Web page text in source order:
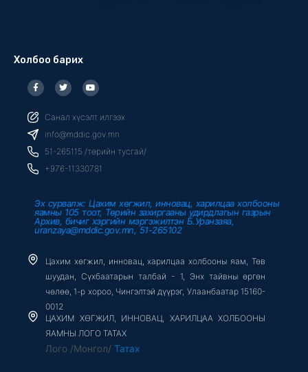
Холбоо барих
F
a
c
b
o
o
k
f
T
w
i
t
r
Y
o
u
u
e
Санал хүсэлт илгээх
info@mddic.gov.mn
51-265115 /төрийн тусгай/
+976-11330781
Эх сурвалж: Цахим хөгжил, инновац, харилцаа холбооны
яамны 105 тоот, Төрийн захиргааны удирдлагын газрын
Архив, бичиг хэргийн мэргэжилтэн Б.Уранзаяа,
uranzaya@mddic.gov.mn, 51-265102
Цахим хөгжил, инновац, харилцаа холбооны яам, Төв
шуудан, Сүхбаатарын талбай - 1, Энх тайвны өргөн
чөлөө, 1-р хороо, Чингэлтэй дүүрэг, Улаанбаатар 15160-
0012
ЦАХИМ ХӨГЖИЛ, ИННОВАЦ, ХАРИЛЦАА ХОЛБООНЫ
ЯАМНЫ ЛОГО ТАТАХ
Лого /Монгол/ Татах